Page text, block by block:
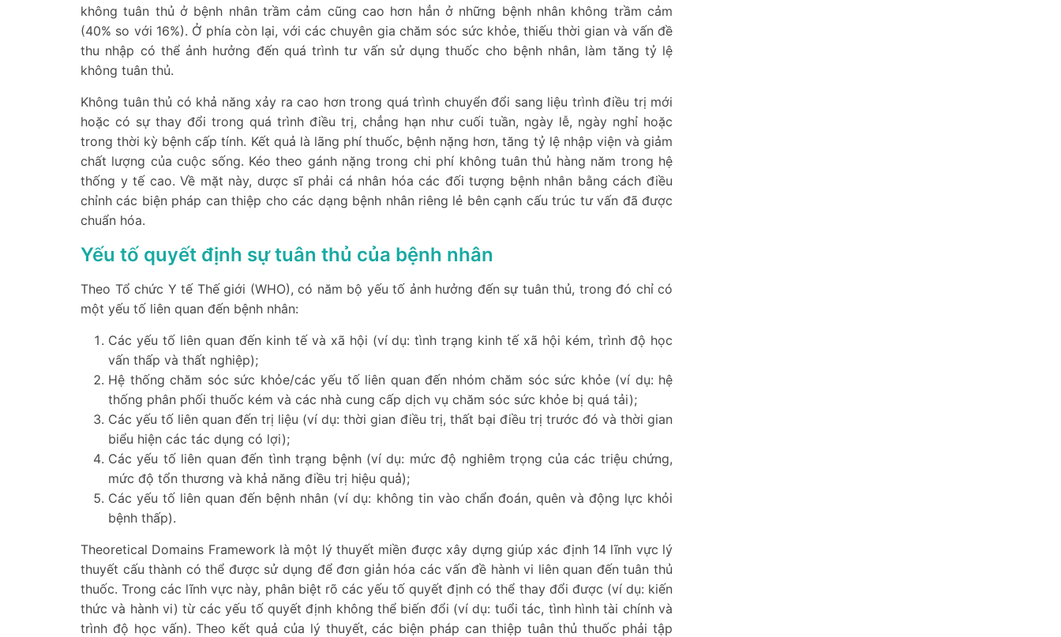
không tuân thủ ở bệnh nhân trầm cảm cũng cao hơn hẳn ở những bệnh nhân không trầm cảm
(40% so với 16%). Ở phía còn lại, với các chuyên gia chăm sóc sức khỏe, thiếu thời gian và vấn đề
thu nhập có thể ảnh hưởng đến quá trình tư vấn sử dụng thuốc cho bệnh nhân, làm tăng tỷ lệ
không tuân thủ.
Không tuân thủ có khả năng xảy ra cao hơn trong quá trình chuyển đổi sang liệu trình điều trị mới
hoặc có sự thay đổi trong quá trình điều trị, chẳng hạn như cuối tuần, ngày lễ, ngày nghỉ hoặc
trong thời kỳ bệnh cấp tính. Kết quả là lãng phí thuốc, bệnh nặng hơn, tăng tỷ lệ nhập viện và giảm
chất lượng của cuộc sống. Kéo theo gánh nặng trong chi phí không tuân thủ hàng năm trong hệ
thống y tế cao. Về mặt này, dược sĩ phải cá nhân hóa các đối tượng bệnh nhân bằng cách điều
chỉnh các biện pháp can thiệp cho các dạng bệnh nhân riêng lẻ bên cạnh cấu trúc tư vấn đã được
chuẩn hóa.
Yếu tố quyết định sự tuân thủ của bệnh nhân
Theo Tổ chức Y tế Thế giới (WHO), có năm bộ yếu tố ảnh hưởng đến sự tuân thủ, trong đó chỉ có
một yếu tố liên quan đến bệnh nhân:
Các yếu tố liên quan đến kinh tế và xã hội (ví dụ: tình trạng kinh tế xã hội kém, trình độ học
vấn thấp và thất nghiệp);
Hệ thống chăm sóc sức khỏe/các yếu tố liên quan đến nhóm chăm sóc sức khỏe (ví dụ: hệ
thống phân phối thuốc kém và các nhà cung cấp dịch vụ chăm sóc sức khỏe bị quá tải);
Các yếu tố liên quan đến trị liệu (ví dụ: thời gian điều trị, thất bại điều trị trước đó và thời gian
biểu hiện các tác dụng có lợi);
Các yếu tố liên quan đến tình trạng bệnh (ví dụ: mức độ nghiêm trọng của các triệu chứng,
mức độ tổn thương và khả năng điều trị hiệu quả);
Các yếu tố liên quan đến bệnh nhân (ví dụ: không tin vào chẩn đoán, quên và động lực khỏi
bệnh thấp).
Theoretical Domains Framework là một lý thuyết miền được xây dựng giúp xác định 14 lĩnh vực lý
thuyết cấu thành có thể được sử dụng để đơn giản hóa các vấn đề hành vi liên quan đến tuân thủ
thuốc. Trong các lĩnh vực này, phân biệt rõ các yếu tố quyết định có thể thay đổi được (ví dụ: kiến
thức và hành vi) từ các yếu tố quyết định không thể biến đổi (ví dụ: tuổi tác, tình hình tài chính và
trình độ học vấn). Theo kết quả của lý thuyết, các biện pháp can thiệp tuân thủ thuốc phải tập